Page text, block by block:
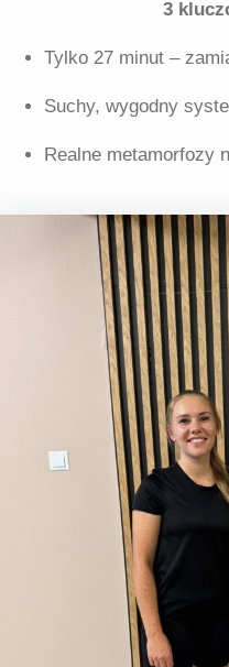
3
Tylko 27 minut –
Suchy, wygodny
Realne metamorfozy